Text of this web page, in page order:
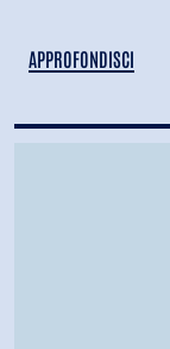
APPROFONDISCI